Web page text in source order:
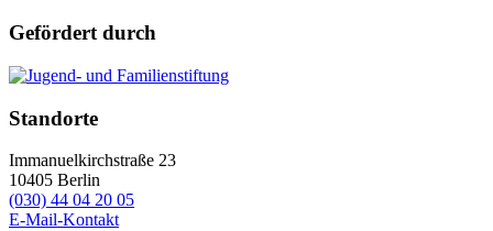
Gefördert durch
Standorte
Immanuelkirchstraße 23
10405 Berlin
(030) 44 04 20 05
E-Mail-Kontakt